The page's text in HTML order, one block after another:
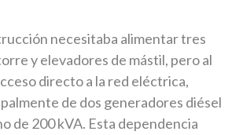
necesitaba alimentar tres
y elevadores de mástil, pero al
directo a la red eléctrica,
de dos generadores diésel
de 200 kVA. Esta dependencia